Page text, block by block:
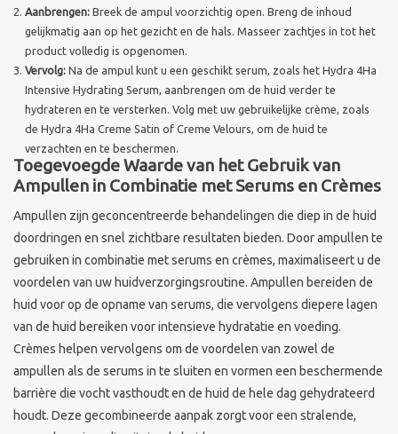
Aanbrengen:Breek de ampul voorzichtig open. Breng de inhoud
gelijkmatig aan op het gezicht en de hals. Masseer zachtjes in tot het
product volledig is opgenomen.
Vervolg:Na de ampul kunt u een geschikt serum, zoals het Hydra 4Ha
Intensive Hydrating Serum, aanbrengen om de huid verder te
hydrateren en te versterken. Volg met uw gebruikelijke crème, zoals
de Hydra 4Ha Creme Satin of Creme Velours, om de huid te
verzachten en te beschermen.
Toegevoegde Waarde van het Gebruik van
Ampullen in Combinatie met Serums en Crèmes
Ampullen zijn geconcentreerde behandelingen die diep in de huid
doordringen en snel zichtbare resultaten bieden. Door ampullen te
gebruiken in combinatie met serums en crèmes, maximaliseert u de
voordelen van uw huidverzorgingsroutine. Ampullen bereiden de
huid voor op de opname van serums, die vervolgens diepere lagen
van de huid bereiken voor intensieve hydratatie en voeding.
Crèmes helpen vervolgens om de voordelen van zowel de
ampullen als de serums in te sluiten en vormen een beschermende
barrière die vocht vasthoudt en de huid de hele dag gehydrateerd
houdt. Deze gecombineerde aanpak zorgt voor een stralende,